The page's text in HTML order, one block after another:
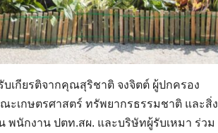
บเกียรติจากคุณสุริชาติ จงจิตต์ ผู้ปกครอง
เกษตรศาสตร์ ทรัพยากรธรรมชาติ และสิ่ง
นักงาน ปตท.สผ. และบริษัทผู้รับเหมา ร่วม